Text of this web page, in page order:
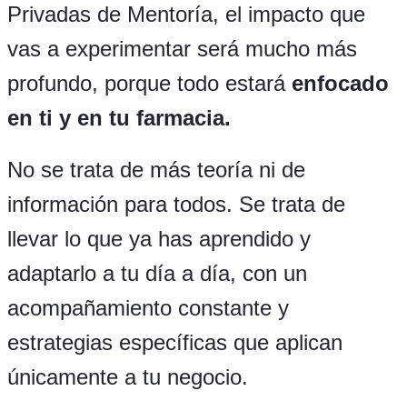
Privadas de Mentoría, el impacto que
vas a experimentar será mucho más
profundo, porque todo estará enfocado
en ti y en tu farmacia.
No se trata de más teoría ni de
información para todos. Se trata de
llevar lo que ya has aprendido y
adaptarlo a tu día a día, con un
acompañamiento constante y
estrategias específicas que aplican
únicamente a tu negocio.